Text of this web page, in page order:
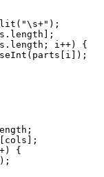
i++) {
{